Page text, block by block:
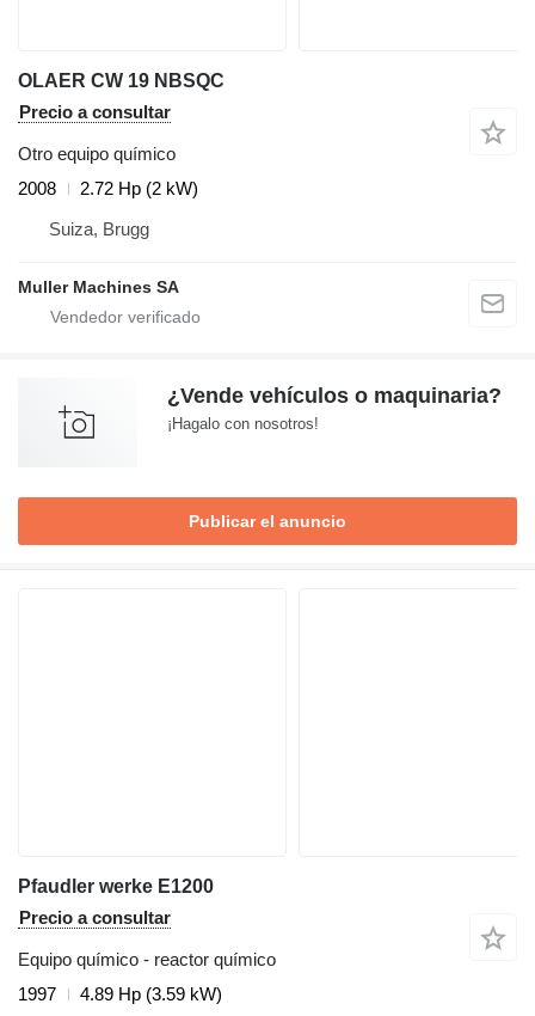
OLAER CW 19 NBSQC
Precio a consultar
Otro equipo químico
2008
2.72 Hp (2 kW)
Suiza, Brugg
Muller Machines SA
¿Vende vehículos o maquinaria?
¡Hagalo con nosotros!
Publicar el anuncio
Pfaudler werke E1200
Precio a consultar
Equipo químico - reactor químico
1997
4.89 Hp (3.59 kW)